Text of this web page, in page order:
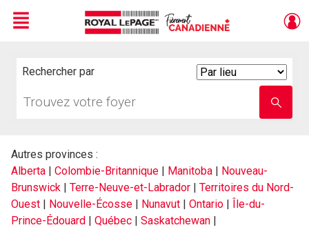
Menu
Rechercher par
votre
nom
Autres provinces :
Alberta | Colombie-Britannique | Manitoba | Nouveau-
Brunswick | Terre-Neuve-et-Labrador | Territoires du Nord-
Ouest | Nouvelle-Écosse | Nunavut | Ontario | Île-du-
Prince-Édouard | Québec | Saskatchewan |